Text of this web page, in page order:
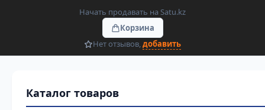
Начать продавать на Satu.kz
Корзина
Нет отзывов,добавить